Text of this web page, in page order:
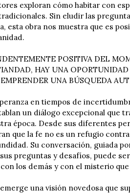
exploran cómo habitar con
Sin eludir las
esta obra nos muestra que es
POSITIVA DEL
HAY UNA
UNA BÚSQUEDA
en tiempos de
un diálogo excepcional que
época. Desde sus diferentes
que la fe no es un refugio
Su conversación, guiada
preguntas y desafíos, puede
los demás y con el misterio
una visión novedosa que